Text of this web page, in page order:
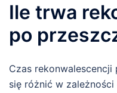
Ile trwa
po
Czas
się różnić w